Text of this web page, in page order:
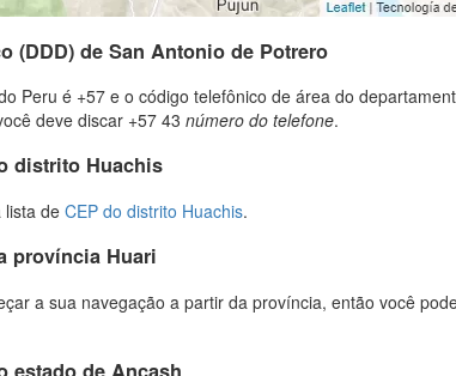
(DDD) de San Antonio de Potrero
Peru é +57 e o código telefônico de área do
deve discar +57 43 número do telefone.
distrito Huachis
lista deCEP do distrito Huachis.
província Huari
a sua navegação a partir da província, então você